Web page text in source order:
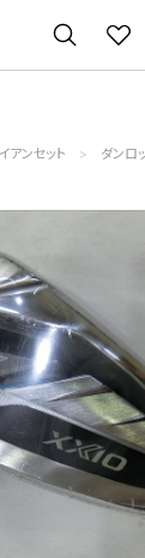
品
買取
無料査定
アンセット ダンロ